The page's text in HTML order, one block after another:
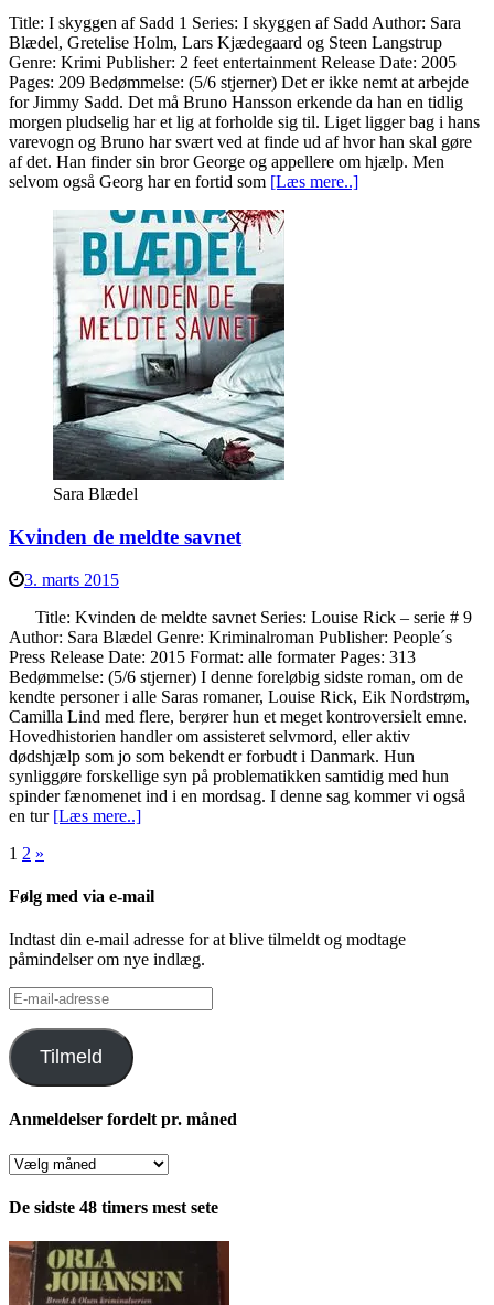
Title: I skyggen af Sadd 1 Series: I skyggen af Sadd Author: Sara
Blædel, Gretelise Holm, Lars Kjædegaard og Steen Langstrup
Genre: Krimi Publisher: 2 feet entertainment Release Date: 2005
Pages: 209 Bedømmelse: (5/6 stjerner) Det er ikke nemt at arbejde
for Jimmy Sadd. Det må Bruno Hansson erkende da han en tidlig
morgen pludselig har et lig at forholde sig til. Liget ligger bag i hans
varevogn og Bruno har svært ved at finde ud af hvor han skal gøre
af det. Han finder sin bror George og appellere om hjælp. Men
selvom også Georg har en fortid som [Læs mere..]
Sara Blædel
Kvinden de meldte savnet
3. marts 2015
Title: Kvinden de meldte savnet Series: Louise Rick – serie # 9
Author: Sara Blædel Genre: Kriminalroman Publisher: People´s
Press Release Date: 2015 Format: alle formater Pages: 313
Bedømmelse: (5/6 stjerner) I denne foreløbig sidste roman, om de
kendte personer i alle Saras romaner, Louise Rick, Eik Nordstrøm,
Camilla Lind med flere, berører hun et meget kontroversielt emne.
Hovedhistorien handler om assisteret selvmord, eller aktiv
dødshjælp som jo som bekendt er forbudt i Danmark. Hun
synliggøre forskellige syn på problematikken samtidig med hun
spinder fænomenet ind i en mordsag. I denne sag kommer vi også
en tur [Læs mere..]
Indlægsinddeling
1 2 »
Følg med via e-mail
Indtast din e-mail adresse for at blive tilmeldt og modtage
påmindelser om nye indlæg.
E-
mail-
adresse
Tilmeld
Anmeldelser fordelt pr. måned
Anmeldelser
pr.
De sidste 48 timers mest sete